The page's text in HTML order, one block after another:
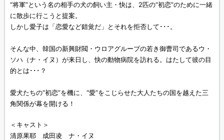
“将軍”という名の相手の犬の飼い主・快は、2匹の“初恋”のために一緒
に散歩に行こうと提案。
しかし愛子は「恋愛など錯覚だ」とそれを拒否して･･･。
そんな中、韓国の新興財閥・ウロアグループの若き御曹司であるウ・
ソハ（ナ・イヌ）が来日し、快の動物病院を訪れる。はたして彼の目
的とは･･･？
愛犬たちの“初恋”を機に、“愛”をこじらせた大人たちの国を越えた三
角関係が幕を開ける！
＜キャスト＞
清原果耶 成田凌 ナ・イヌ